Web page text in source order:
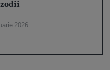
2026